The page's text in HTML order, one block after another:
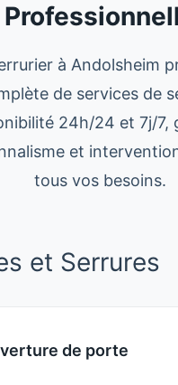
à Andolsheim
de services de
24h/24 et 7j/7,
et
tous vos besoins.
et Serrures
de porte